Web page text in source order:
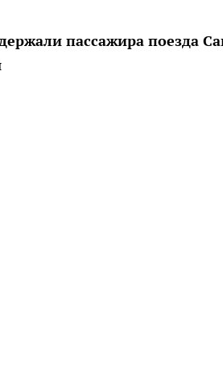
пассажира поезда